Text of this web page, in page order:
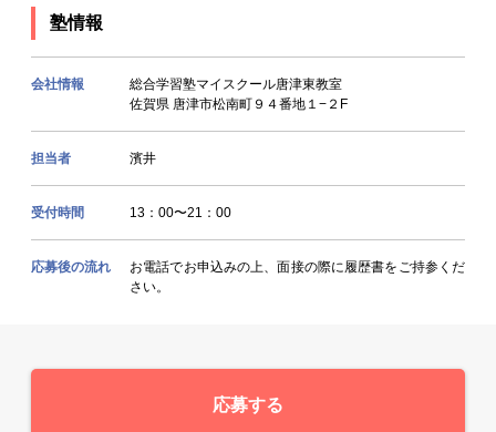
塾情報
会社情報
総合学習塾マイスクール唐津東教室
佐賀県 唐津市松南町９４番地１−２F
担当者 濱井
受付時間 13：00〜21：00
応募後の流れ
お電話でお申込みの上、面接の際に履歴書をご持参くだ
さい。
応募する